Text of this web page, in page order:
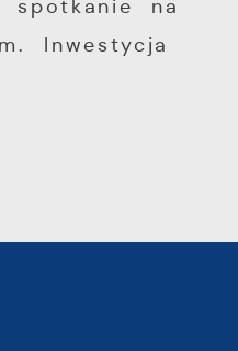
spotkanie na
Inwestycja